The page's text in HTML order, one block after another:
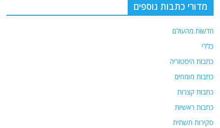
מדורי כתבות נוספים
חדשות מהעולם
כללי
כתבות היסטוריה
כתבות מומחים
כתבות קצרות
כתבות ראשיות
סקירות תשתית